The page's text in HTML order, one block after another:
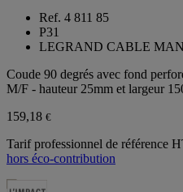
Ref. 4 811 85
P31
LEGRAND CABLE
Coude 90 degrés avec fond
M/F - hauteur 25mm et largeur
159,18 €
Tarif professionnel de référence
hors éco-contribution